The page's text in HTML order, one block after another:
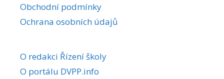
Obchodní podmínky
Ochrana osobních údajů
O redakci Řízení školy
O portálu DVPP.info